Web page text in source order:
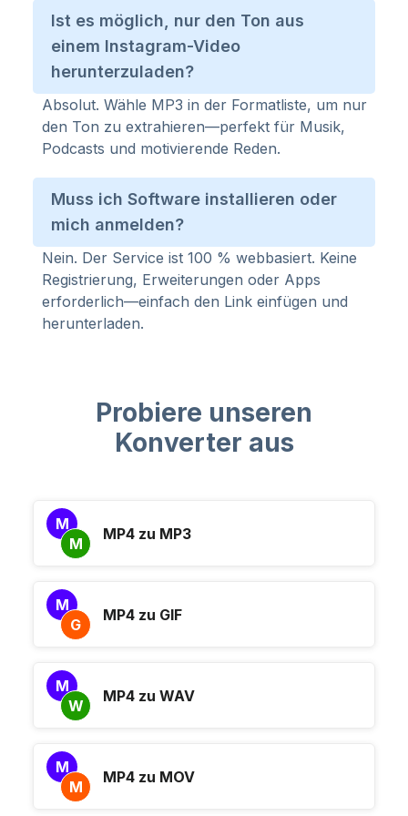
Ist es möglich, nur den Ton aus
einem Instagram-Video
herunterzuladen?
Absolut. Wähle MP3 in der Formatliste, um nur
den Ton zu extrahieren—perfekt für Musik,
Podcasts und motivierende Reden.
Muss ich Software installieren oder
mich anmelden?
Nein. Der Service ist 100 % webbasiert. Keine
Registrierung, Erweiterungen oder Apps
erforderlich—einfach den Link einfügen und
herunterladen.
Probiere unseren
Konverter aus
M
M
MP4 zu MP3
M
G
MP4 zu GIF
M
W
MP4 zu WAV
M
M
MP4 zu MOV